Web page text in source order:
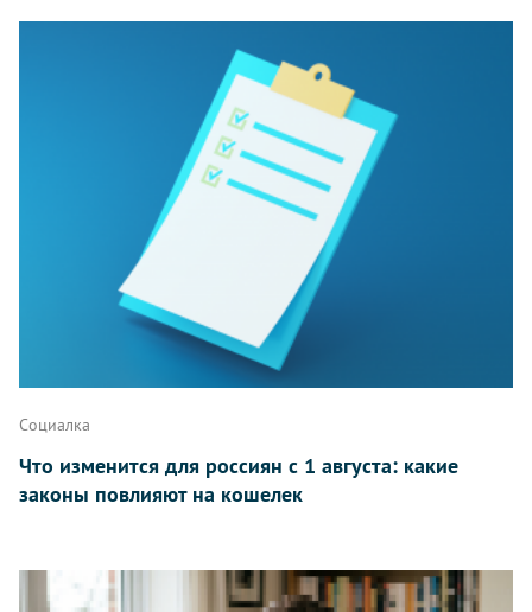
Написать
Социалка
Что изменится для россиян с 1 августа: какие
законы повлияют на кошелек